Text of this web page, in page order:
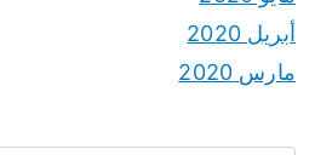
أبريل 2020
مارس 2020